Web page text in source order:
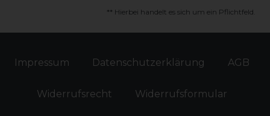
** Hierbei handelt es sich um ein Pflichtfeld.
Impressum Daten­schutz­erklärung AGB
Widerrufs­recht Widerrufs­formular